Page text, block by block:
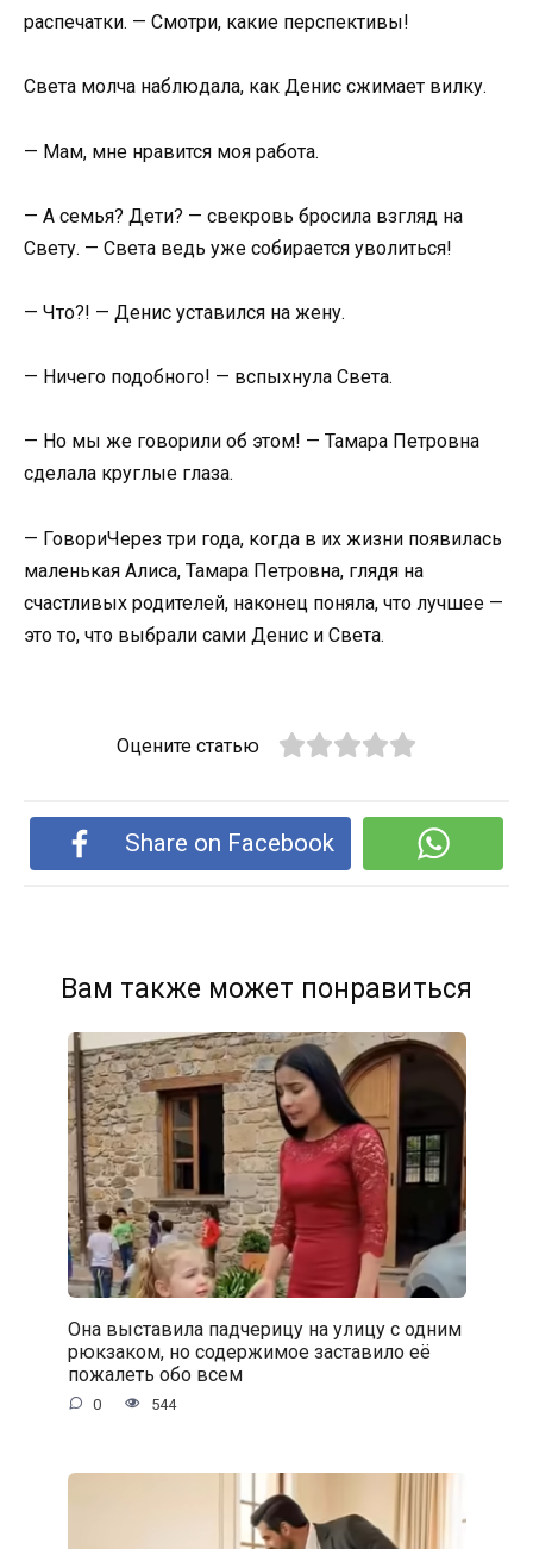
распечатки. — Смотри, какие перспективы!
Света молча наблюдала, как Денис сжимает вилку.
— Мам, мне нравится моя работа.
— А семья? Дети? — свекровь бросила взгляд на
Свету. — Света ведь уже собирается уволиться!
— Что?! — Денис уставился на жену.
— Ничего подобного! — вспыхнула Света.
— Но мы же говорили об этом! — Тамара Петровна
сделала круглые глаза.
— ГовориЧерез три года, когда в их жизни появилась
маленькая Алиса, Тамара Петровна, глядя на
счастливых родителей, наконец поняла, что лучшее —
это то, что выбрали сами Денис и Света.
Оцените статью
Share on Facebook
Вам также может понравиться
Она выставила падчерицу на улицу с одним
рюкзаком, но содержимое заставило её
пожалеть обо всем
0 544